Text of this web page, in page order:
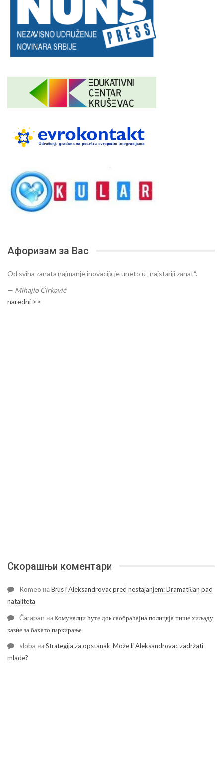
Афоризам за Вас
Od sviha zanata najmanje inovacija je uneto u „najstariji zanat“.
— Mihajlo Ćirković
naredni >>
Скорашњи коментари
Romeo наBrus i Aleksandrovac pred nestajanjem: Dramatičan pad
nataliteta
Čarapan наКомуналци ћуте док саобраћајна полиција пише хиљаду
казне за бахато паркирање
sloba наStrategija za opstanak: Može li Aleksandrovac zadržati
mlade?